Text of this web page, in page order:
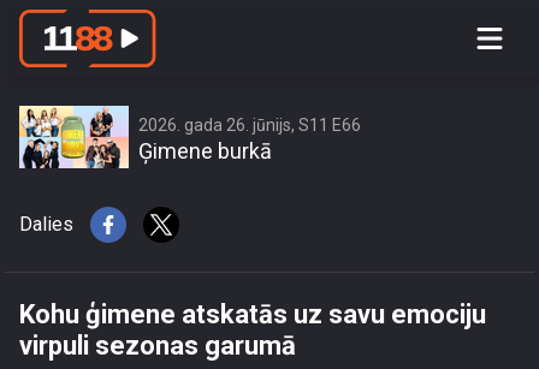
Kohu ģimene atskatās uz savu
2026. gada 26. jūnijs, S11 E66
Ģimene burkā
Dalies
Kohu ģimene atskatās uz savu emociju
virpuli sezonas garumā